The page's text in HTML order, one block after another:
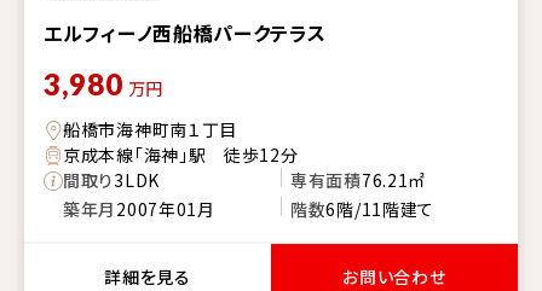
エルフィーノ西船橋パークテラス
3,980 万円
船橋市海神町南１丁目
京成本線「海神」駅 徒歩12分
間取り3LDK 専有面積76.21㎡
築年月 2007年01月 階数6階/11階建て
詳細を見る お問い合わせ